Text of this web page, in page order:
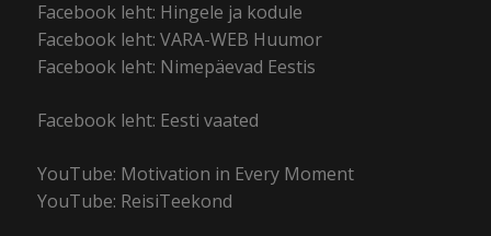
Facebook leht: Hingele ja kodule
Facebook leht: VARA-WEB Huumor
Facebook leht: Nimepäevad Eestis
Facebook leht: Eesti vaated
YouTube: Motivation in Every Moment
YouTube: ReisiTeekond